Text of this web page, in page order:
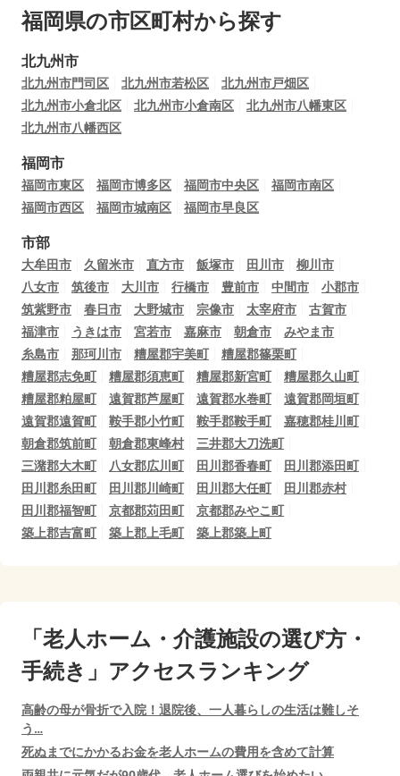
福岡県の市区町村から探す
北九州市
北九州市門司区 北九州市若松区
北九州市戸畑区
北九州市小倉北区
北九州市小倉南区
北九州市八幡東区
北九州市八幡西区
福岡市
福岡市東区 福岡市博多区 福岡市中央区
福岡市南区
福岡市西区
福岡市城南区 福岡市早良区
市部
大牟田市 久留米市 直方市 飯塚市 田川市
柳川市
八女市
筑後市 大川市 行橋市 豊前市 中間市
小郡市
筑紫野市
春日市 大野城市 宗像市 太宰府市
古賀市
福津市
うきは市 宮若市 嘉麻市 朝倉市
みやま市
糸島市
那珂川市 糟屋郡宇美町
糟屋郡篠栗町
糟屋郡志免町
糟屋郡須恵町 糟屋郡新宮町
糟屋郡久山町
糟屋郡粕屋町
遠賀郡芦屋町 遠賀郡水巻町
遠賀郡岡垣町
遠賀郡遠賀町
鞍手郡小竹町 鞍手郡鞍手町
嘉穂郡桂川町
朝倉郡筑前町
朝倉郡東峰村
三井郡大刀洗町
三潴郡大木町
八女郡広川町 田川郡香春町
田川郡添田町
田川郡糸田町
田川郡川崎町 田川郡大任町
田川郡赤村
田川郡福智町
京都郡苅田町
京都郡みやこ町
築上郡吉富町
築上郡上毛町 築上郡築上町
「老人ホーム・介護施設の選び方・
手続き」アクセスランキング
高齢の母が骨折で入院！退院後、一人暮らしの生活は難しそ
う…
死ぬまでにかかるお金を老人ホームの費用を含めて計算